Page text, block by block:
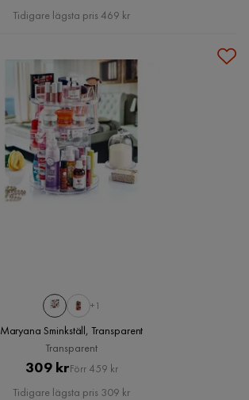
Pris
Tidigare lägsta pris 469 kr
+1
Maryana Sminkställ, Transparent
Transparent
Pris
309 krOriginal
Pris
Förr 459 kr
Tidigare lägsta pris 309 kr